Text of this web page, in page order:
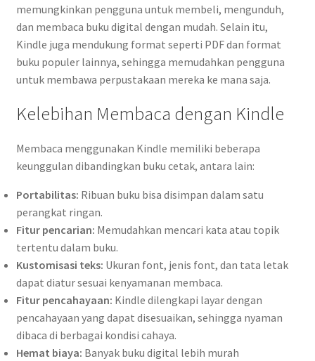
memungkinkan pengguna untuk membeli, mengunduh,
dan membaca buku digital dengan mudah. Selain itu,
Kindle juga mendukung format seperti PDF dan format
buku populer lainnya, sehingga memudahkan pengguna
untuk membawa perpustakaan mereka ke mana saja.
Kelebihan Membaca dengan Kindle
Membaca menggunakan Kindle memiliki beberapa
keunggulan dibandingkan buku cetak, antara lain:
Portabilitas: Ribuan buku bisa disimpan dalam satu
perangkat ringan.
Fitur pencarian: Memudahkan mencari kata atau topik
tertentu dalam buku.
Kustomisasi teks: Ukuran font, jenis font, dan tata letak
dapat diatur sesuai kenyamanan membaca.
Fitur pencahayaan: Kindle dilengkapi layar dengan
pencahayaan yang dapat disesuaikan, sehingga nyaman
dibaca di berbagai kondisi cahaya.
Hemat biaya: Banyak buku digital lebih murah